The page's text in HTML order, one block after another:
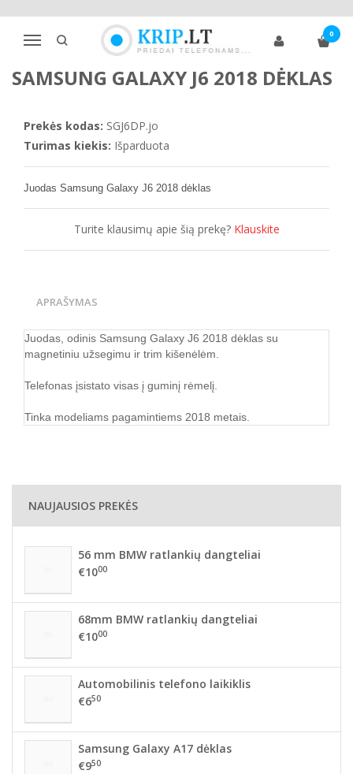
Navigacija
0
Pagrindinis Telefonų dėklai Samsung J klasė
J6
Samsung Galaxy J6 2018 dėklas
SAMSUNG GALAXY J6 2018 DĖKLAS
Prekės kodas: SGJ6DP.jo
Turimas kiekis: Išparduota
Juodas Samsung Galaxy J6 2018 dėklas
Turite klausimų apie šią prekę? Klauskite
APRAŠYMAS
Juodas, odinis Samsung Galaxy J6 2018 dėklas su
magnetiniu užsegimu ir trim kišenėlėm.
Telefonas įsistato visas į guminį rėmelį.
Tinka modeliams pagamintiems 2018 metais.
NAUJAUSIOS PREKĖS
56 mm BMW ratlankių dangteliai
€1000
68mm BMW ratlankių dangteliai
€1000
Automobilinis telefono laikiklis
€650
Samsung Galaxy A17 dėklas
€950